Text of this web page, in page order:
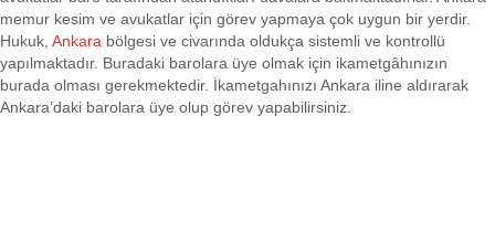
memur kesim ve avukatlar için görev yapmaya çok uygun bir yerdir.
Hukuk, Ankara bölgesi ve civarında oldukça sistemli ve kontrollü
yapılmaktadır. Buradaki barolara üye olmak için ikametgâhınızın
burada olması gerekmektedir. İkametgahınızı Ankara iline aldırarak
Ankara’daki barolara üye olup görev yapabilirsiniz.